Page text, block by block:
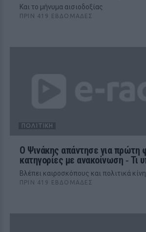
Και το μήνυμα αισιοδοξίας
ΠΡΙΝ 419 ΕΒΔΟΜΆΔΕΣ
ΠΟΛΙΤΙΚΉ
Ο Ψινάκης απάντησε για πρώτη
κατηγορίες με ανακοίνωση ‑ Τι
Βλέπει καιροσκόπους και πολιτικά
ΠΡΙΝ 419 ΕΒΔΟΜΆΔΕΣ